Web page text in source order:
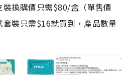
裝換購價只需$80/盒（單售價
裝只需$16就買到，產品數量